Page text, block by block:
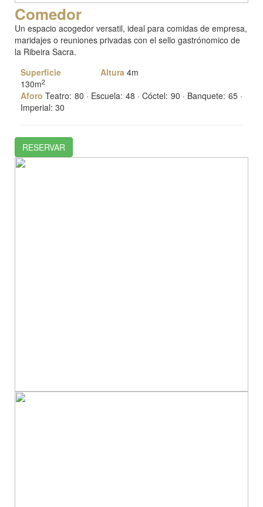
Comedor
Un espacio acogedor versatil, ideal para comidas de empresa,
maridajes o reuniones privadas con el sello gastrónomico de
la Ribeira Sacra.
Superficie
130m2
Altura 4m
Aforo Teatro: 80 · Escuela: 48 · Cóctel: 90 · Banquete: 65 ·
Imperial: 30
RESERVAR